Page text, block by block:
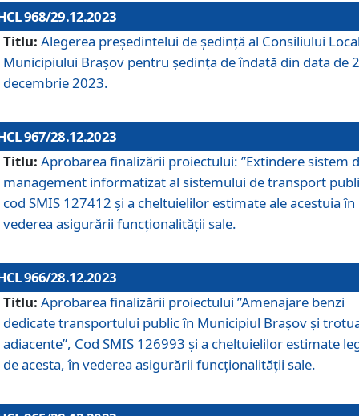
968/29.12.2023
Titlu: Alegerea preşedintelui de şedinţă al Consiliului
Municipiului Braşov pentru ședința de îndată din data de
decembrie 2023.
967/28.12.2023
Titlu: Aprobarea finalizării proiectului: ”Extindere sistem
management informatizat al sistemului de transport
cod SMIS 127412 și a cheltuielilor estimate ale acestuia în
vederea asigurării funcționalității sale.
966/28.12.2023
Titlu: Aprobarea finalizării proiectului ”Amenajare benzi
dedicate transportului public în Municipiul Brașov şi
adiacente”, Cod SMIS 126993 și a cheltuielilor estimate
de acesta, în vederea asigurării funcționalității sale.